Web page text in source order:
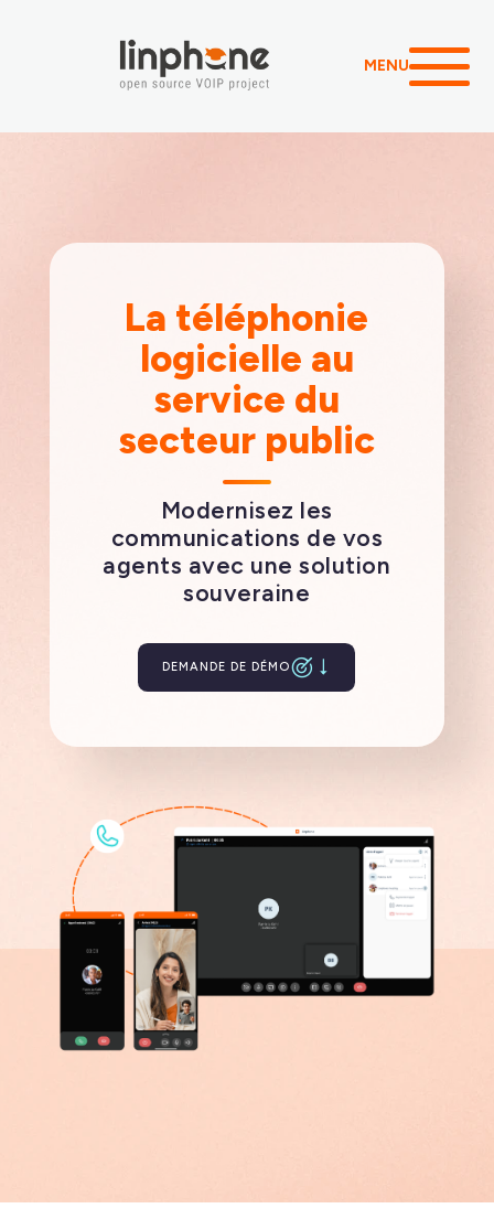
MENU
La téléphonie
logicielle au
service du
secteur public
Modernisez les
communications de vos
agents avec une solution
souveraine
DEMANDE DE DÉMO